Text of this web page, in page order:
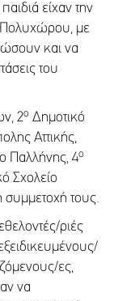
είχαν την
Πολυχώρου, με
και να
του
2ο Δημοτικό
Αττικής,
Παλλήνης, 4ο
Σχολείο
συμμετοχή τους.
ριές
ες,
να